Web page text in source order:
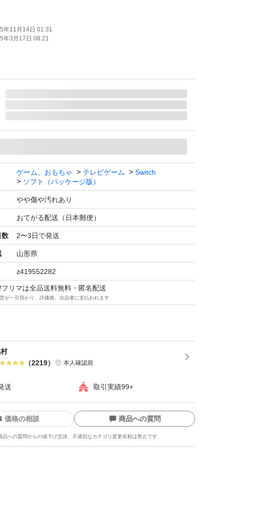
対象年齢：全年齢対象
類：通常版
オンライン対応
：TVモード対応 テーブルモード対応 携帯モード対
amiibo対応
年11月14日 01:31
年3月17日 08:21
ゲーム、おもちゃ テレビゲーム
Switch
ソフト（パッケージ版）
やや傷や汚れあり
おてがる配送（日本郵便）
数 2〜3日で発送
山形県
z419552282
リマは全品送料無料・匿名配送
が一旦預かり、評価後、出品者に支払われます
（2219） 本人確認前
送 取引実績99+
価格の相談 商品への質問
品への質問からの値下げ交渉、不適切なカテゴリ変更依頼は禁止です